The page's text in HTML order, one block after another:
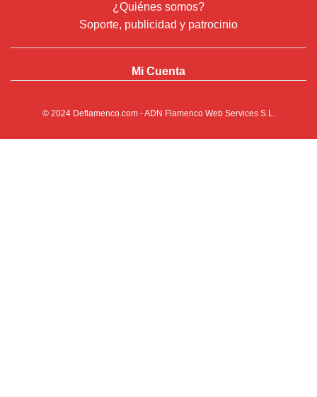
¿Quiénes somos?
Soporte, publicidad y patrocinio
Mi Cuenta
© 2024 Deflamenco.com- ADN Flamenco Web Services S.L.